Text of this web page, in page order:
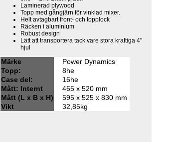
Laminerad plywood
Topp med gångjärn för vinklad mixer.
Helt avtagbart front- och topplock
Räcken i aluminium
Robust design
Lätt att transportera tack vare stora kraftiga 4"
hjul
Märke
Power Dynamics
Topp:
8he
Case del:
16he
Mått: Internt
465 x 520 mm
Mått (L x B x H)
595 x 525 x 830 mm
Vikt
32,85kg